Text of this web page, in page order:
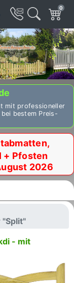
0
mit professioneller
bestem Preis-
+ Pfosten
2026
"Split"
- mit